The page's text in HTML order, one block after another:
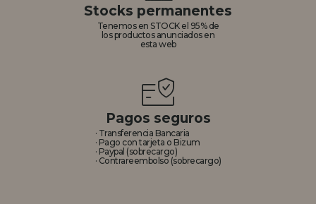
Stocks permanentes
Tenemos en STOCK el 95% de
los productos anunciados en
esta web
Pagos seguros
· Transferencia Bancaria
· Pago con tarjeta o Bizum
· Paypal (sobrecargo)
· Contrareembolso (sobrecargo)